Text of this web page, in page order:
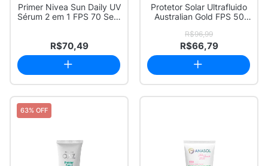
Primer Nivea Sun Daily UV
Sérum 2 em 1 FPS 70 Sem
R$70,49
Protetor Solar Ultrafluido
Australian Gold FPS 50
R$96,99
R$66,79
63% OFF